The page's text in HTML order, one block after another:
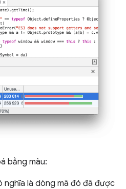
bằng màu:
nghĩa là dòng mã đó đã được